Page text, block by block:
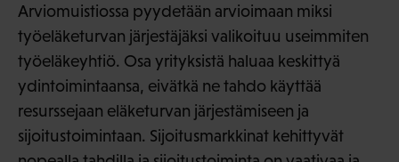
Arviomuistiossa pyydetään arvioimaan miksi
työeläketurvan järjestäjäksi valikoituu useimmiten
työeläkeyhtiö. Osa yrityksistä haluaa keskittyä
ydintoimintaansa, eivätkä ne tahdo käyttää
resurssejaan eläketurvan järjestämiseen ja
sijoitustoimintaan. Sijoitusmarkkinat kehittyvät